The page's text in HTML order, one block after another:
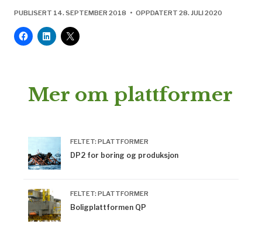
PUBLISERT 14. SEPTEMBER 2018 • OPPDATERT 28. JULI 2020
Mer om plattformer
FELTET: PLATTFORMER
DP2 for boring og produksjon
FELTET: PLATTFORMER
Boligplattformen QP